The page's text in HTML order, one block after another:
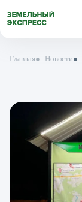
Главная● Новости●